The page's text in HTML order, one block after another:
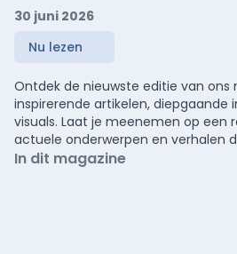
30 juni 2026
Nu lezen
Ontdek de nieuwste editie van ons
inspirerende artikelen, diepgaande
visuals. Laat je meenemen op een
actuele onderwerpen en verhalen
In dit magazine